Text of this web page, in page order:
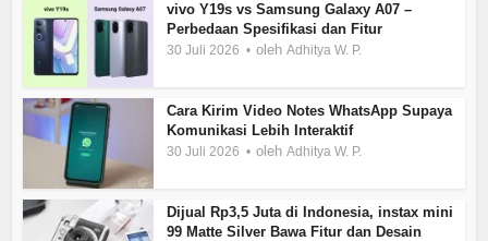
vivo Y19s vs Samsung Galaxy A07 –
Perbedaan Spesifikasi dan Fitur
30 Juli 2026 olehAdhitya W. P.
Cara Kirim Video Notes WhatsApp Supaya
Komunikasi Lebih Interaktif
30 Juli 2026 olehAdhitya W. P.
Dijual Rp3,5 Juta di Indonesia, instax mini
99 Matte Silver Bawa Fitur dan Desain